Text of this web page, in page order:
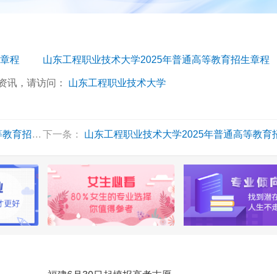
程
山东工程职业技术大学2025年普通高等教育招生章程
讯，请访问： 山东工程职业技术大学
生章程 下一条： 山东工程职业技术大学2025年普通高等教育招生章